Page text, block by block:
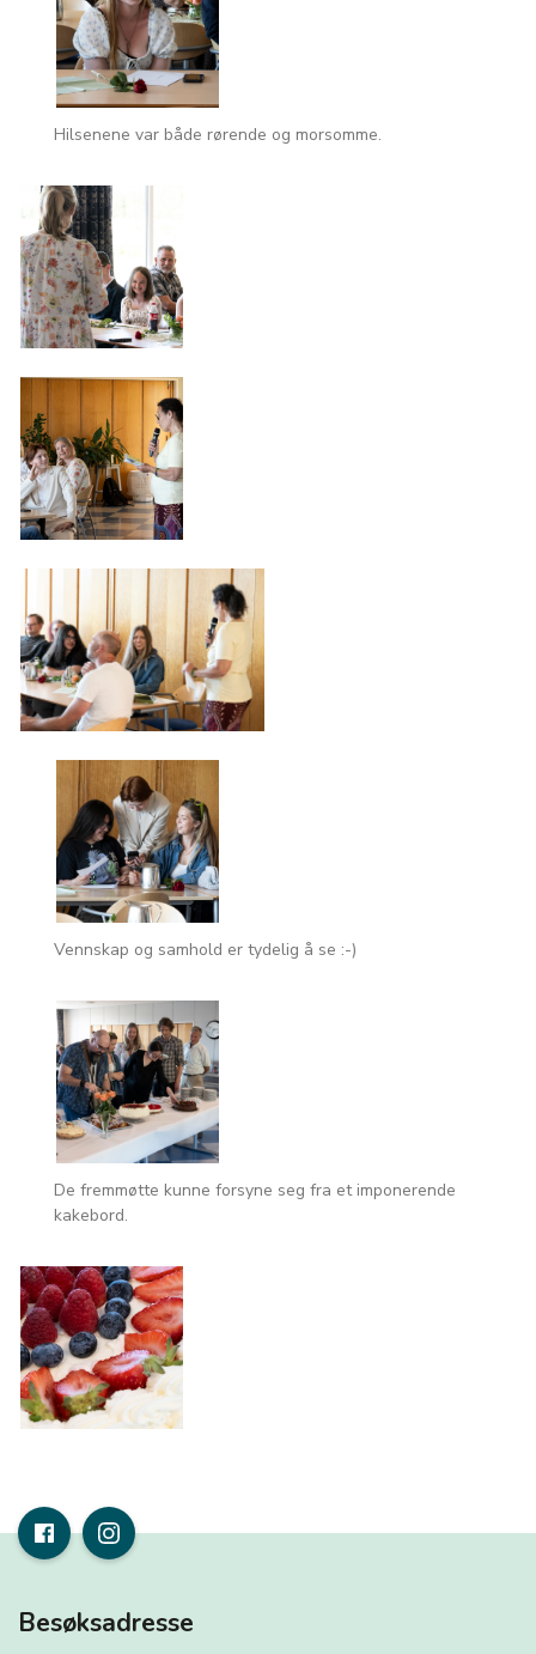
Hilsenene var både rørende og morsomme.
Vennskap og samhold er tydelig å se :-)
De fremmøtte kunne forsyne seg fra et imponerende
kakebord.
Besøksadresse